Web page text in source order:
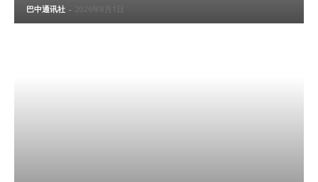
巴中通讯社 - 2026年8月1日